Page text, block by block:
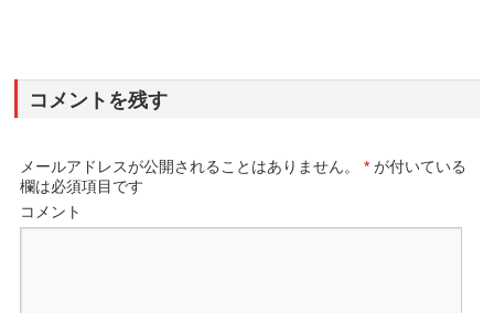
コメントを残す
メールアドレスが公開されることはありません。 * が付いている
欄は必須項目です
コメント